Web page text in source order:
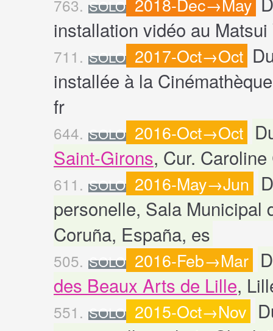
763. SOLO
installation vidéo au
711. SOLO 2017-Oct→Oct
installée à la
fr
644. SOLO 2016-Oct→Oct
Saint-Girons, Cur.
611. SOLO 2016-May→Jun
personelle, Sala Municipal
Coruña, España, es
505. SOLO 2016-Feb→Mar
des Beaux Arts de Lille,
551. SOLO 2015-Oct→Nov